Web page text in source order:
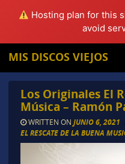
Hosting plan for this
avoid
MIS DISCOS VIEJOS
Los Originales El
Música – Ramón
WRITTEN ON JUNIO 6, 2021
EL RESCATE DE LA BUENA